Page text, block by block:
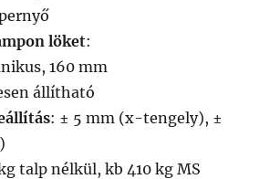
löket:
160 mm
állítható
: ± 5 mm (x-tengely), ±
talp nélkül, kb 410 kg MS